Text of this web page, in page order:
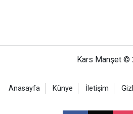
Kars Manşet ©
Anasayfa Künye İletişim